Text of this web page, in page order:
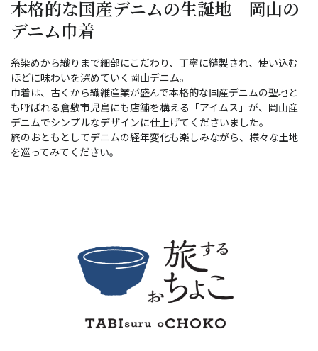
本格的な国産デニムの生誕地 岡山の
デニム巾着
糸染めから織りまで細部にこだわり、丁寧に縫製され、使い込む
ほどに味わいを深めていく岡山デニム。
巾着は、古くから繊維産業が盛んで本格的な国産デニムの聖地と
も呼ばれる倉敷市児島にも店舗を構える「アイムス」が、岡山産
デニムでシンプルなデザインに仕上げてくださいました。
旅のおともとしてデニムの経年変化も楽しみながら、様々な土地
を巡ってみてください。